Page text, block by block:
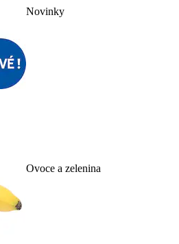
Novinky
Ovoce a zelenina